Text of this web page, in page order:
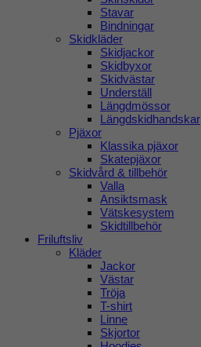
Stavar
Bindningar
Skidkläder
Skidjackor
Skidbyxor
Skidvästar
Underställ
Längdmössor
Längdskidhandskar
Pjäxor
Klassika pjäxor
Skatepjäxor
Skidvård & tillbehör
Valla
Ansiktsmask
Vätskesystem
Skidtillbehör
Friluftsliv
Kläder
Jackor
Västar
Tröja
T-shirt
Linne
Skjortor